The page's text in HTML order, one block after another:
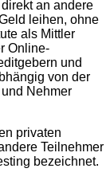
an andere
leihen, ohne
als Mittler
Online-
und
von der
Nehmer
privaten
Teilnehmer
bezeichnet.